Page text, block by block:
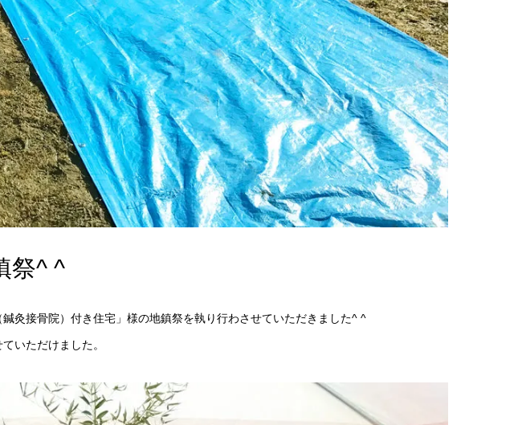
祭^ ^
灸接骨院）付き住宅」様の地鎮祭を執り行わさせていただきました^ ^
いただけました。